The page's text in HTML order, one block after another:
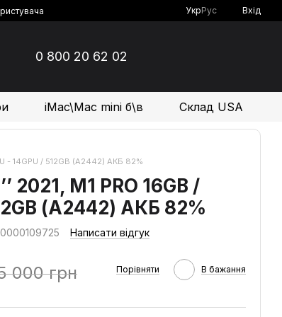
УкрРус Вхід
0 800 20 62 02
iMac\Mac mini б\в Склад USA
- 14GPU / 512GB (А2442) АКБ 82%
2021, M1 PRO 16GB /
(А2442) АКБ 82%
Написати відгук
000 грн Порівняти В бажання